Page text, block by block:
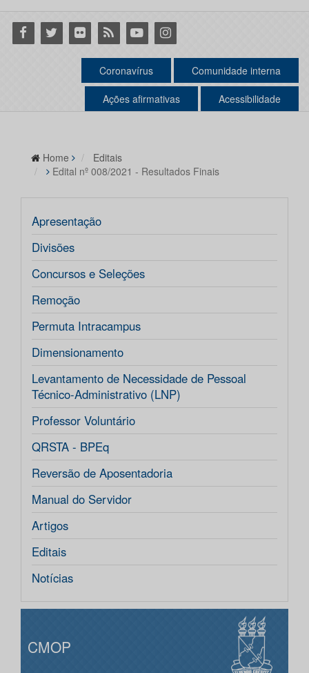
Facebook
Twitter Flickr RSS YoutubeInstagram
Coronavírus Comunidade interna
Ações afirmativas Acessibilidade
Home
Editais
Edital nº 008/2021 - Resultados Finais
Apresentação
Divisões
Concursos e Seleções
Remoção
Permuta Intracampus
Dimensionamento
Levantamento de Necessidade de Pessoal
Técnico-Administrativo (LNP)
Professor Voluntário
QRSTA - BPEq
Reversão de Aposentadoria
Manual do Servidor
Artigos
Editais
Notícias
CMOP